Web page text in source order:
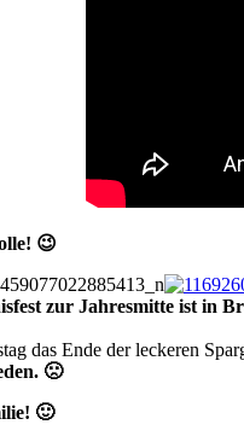
😉
zur Jahresmitte ist in
das Ende der leckeren
🙁
🙂